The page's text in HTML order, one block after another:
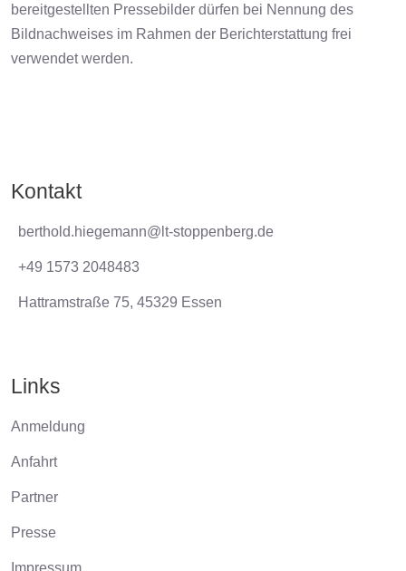
bereitgestellten Pressebilder dürfen bei Nennung des
Bildnachweises im Rahmen der Berichterstattung frei
verwendet werden.
Kontakt
berthold.hiegemann@lt-stoppenberg.de
+49 1573 2048483
Hattramstraße 75, 45329 Essen
Links
Anmeldung
Anfahrt
Partner
Presse